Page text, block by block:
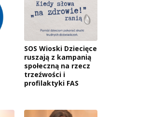
SOS Wioski Dziecięce
ruszają z kampanią
społeczną na rzecz
trzeźwości i
profilaktyki FAS